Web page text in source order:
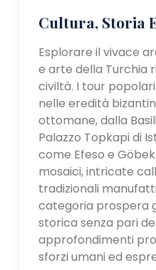
Cultura, Storia
Esplorare il vivace
e arte della Turchia
civiltà. I tour
nelle eredità
ottomane, dalla
Palazzo Topkapi di
come Efeso e
mosaici, intricate
tradizionali
categoria prospera
storica senza pari
approfondimenti
sforzi umani ed